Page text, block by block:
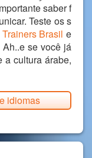
saber f
Teste os s
Brasil e
se você já
a cultura árabe,
idiomas